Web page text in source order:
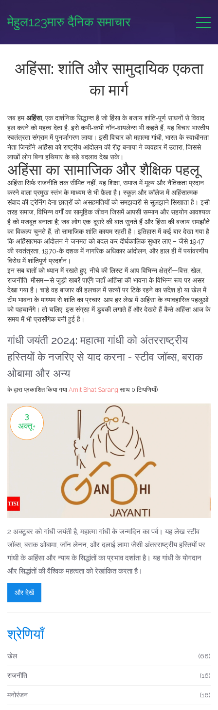
मेहुल123मारु दैनिक समाचार
अहिंसा: शांति और सामुदायिक एकता
का मार्ग
जब हमअहिंसा, एक दार्शनिक सिद्धान्त है जो हिंसा के बजाय शांति‑पूर्ण साधनों से विवाद
हल करने को महत्व देता है . इसे कभी‑कभीनॉन‑वायलेन्सभी कहते हैं, यह विचार भारतीय
स्वतंत्रता संग्राम में पुनर्जागरण लाया। इसी विचार कोमहात्मा गांधी, भारत के स्वाधीनता
नेता जिन्होंने अहिंसा को राष्ट्रीय आंदोलन की रीढ़ बनायाने व्यवहार में उतारा, जिससे
लाखों लोग बिना हथियार के बड़े बदलाव देख सके।
अहिंसा का सामाजिक और शैक्षिक पहलू
अहिंसा सिर्फ राजनीति तक सीमित नहीं, यह शिक्षा, समाज में मूल्य और नैतिकता प्रदान
करने वाला प्रमुख स्तंभके माध्यम से भी फ़ैला है। स्कूल और कॉलेज में अहिंसात्मक
संवाद की ट्रेनिंग देना छात्रों को असहमतियों को समझदारी से सुलझाने सिखाता है। इसी
तरह समाज विभिन्न वर्गों का सामूहिक जीवन जिसमें आपसी सम्मान और सहयोग आवश्यक
है को मजबूत बनाता है; जब लोग एक-दूसरे की बात सुनते हैं और हिंसा की बजाय समझौते
का विकल्प चुनते हैं, तो सामाजिक शांति कायम रहती है। इतिहास में कई बार देखा गया है
कि अहिंसात्मक आंदोलन ने जनमत को बदल कर दीर्घकालिक सुधार लाए – जैसे 1947
की स्वतंत्रता, 1970‑के दशक में नागरिक अधिकार आंदोलन, और हाल ही में पर्यावरणीय
विरोध में शांतिपूर्ण प्रदर्शन।
इन सब बातों को ध्यान में रखते हुए, नीचे की लिस्ट में आप विभिन्न क्षेत्रों—वित्त, खेल,
राजनीति, मौसम—से जुड़ी खबरें पाएँगे जहाँ अहिंसा की भावना के विभिन्न रूप पर असर
देखा गया है। चाहे वह बाजार की हलचल में सत्यों पर टिके रहने का संदेश हो या खेल में
टीम भावना के माध्यम से शांति का प्रचार, आप हर लेख में अहिंसा के व्यावहारिक पहलुओं
को पहचानेंगे। तो चलिए, इस संग्रह में डुबकी लगाते हैं और देखते हैं कैसे अहिंसा आज के
समय में भी प्रासंगिक बनी हुई है।
गांधी जयंती 2024: महात्मा गांधी को अंतरराष्ट्रीय
हस्तियों के नजरिए से याद करना - स्टीव जॉब्स, बराक
ओबामा और अन्य
के द्वारा प्रकाशित किया गया Amit Bhat Sarang साथ 0 टिप्पणियाँ)
3
अक्तू॰
2 अक्टूबर को गांधी जयंती है, महात्मा गांधी के जन्मदिन का पर्व। यह लेख स्टीव
जॉब्स, बराक ओबामा, जॉन लेनन, और दलाई लामा जैसी अंतरराष्ट्रीय हस्तियों पर
गांधी के अहिंसा और न्याय के सिद्धांतों का प्रभाव दर्शाता है। यह गांधी के योगदान
और सिद्धांतों की वैश्विक महत्वता को रेखांकित करता है।
और देखें
श्रेणियाँ
खेल (68)
राजनीति (16)
मनोरंजन (16)